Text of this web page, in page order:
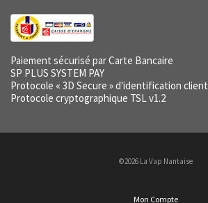
Paiement sécurisé par Carte Bancaire
SP PLUS SYSTEM PAY
Protocole « 3D Secure » d'identification client
Protocole cryptographique TSL v1.2
©2026 La Vap Nantaise
Mon Compte